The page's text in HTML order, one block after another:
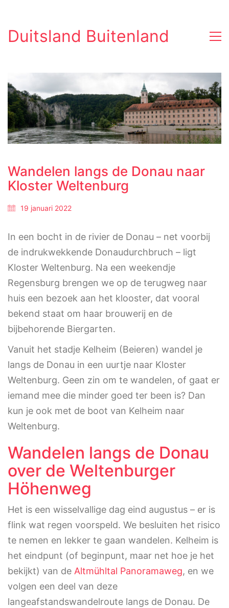
Duitsland Buitenland
Wandelen langs de Donau naar
Kloster Weltenburg
19 januari 2022
In een bocht in de rivier de Donau – net voorbij
de indrukwekkende Donaudurchbruch – ligt
Kloster Weltenburg. Na een weekendje
Regensburg brengen we op de terugweg naar
huis een bezoek aan het klooster, dat vooral
bekend staat om haar brouwerij en de
bijbehorende Biergarten.
Vanuit het stadje Kelheim (Beieren) wandel je
langs de Donau in een uurtje naar Kloster
Weltenburg. Geen zin om te wandelen, of gaat er
iemand mee die minder goed ter been is? Dan
kun je ook met de boot van Kelheim naar
Weltenburg.
Wandelen langs de Donau
over de Weltenburger
Höhenweg
Het is een wisselvallige dag eind augustus – er is
flink wat regen voorspeld. We besluiten het risico
te nemen en lekker te gaan wandelen. Kelheim is
het eindpunt (of beginpunt, maar net hoe je het
bekijkt) van de Altmühltal Panoramaweg, en we
volgen een deel van deze
langeafstandswandelroute langs de Donau. De